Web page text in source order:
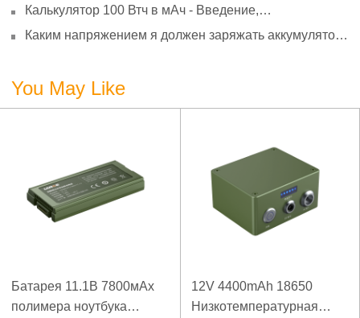
Калькулятор 100 Втч в мАч - Введение,
Каким напряжением я должен заряжать аккумулятор
You May Like
Батарея 11.1В 7800мАх
полимера ноутбука
12V 4400mAh 18650
Низкотемпературная